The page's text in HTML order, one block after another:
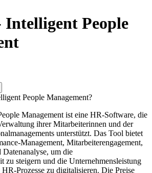
Intelligent People
People Management?
Management ist eine HR-Software, die
ihrer Mitarbeiterinnen und der
unterstützt. Das Tool bietet
Management, Mitarbeiterengagement,
Datenanalyse, um die
zu steigern und die Unternehmensleistung
HR-Prozesse zu digitalisieren. Die Preise